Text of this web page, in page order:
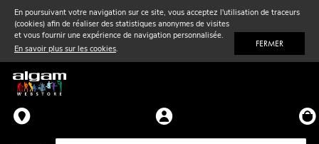
En poursuivant votre navigation sur ce site, vous acceptez l'utilisation de traceurs
(cookies) afin de réaliser des statistiques anonymes de visites
et vous fournir une expérience de navigation personnalisée.
En savoir plus sur les cookies. FERMER
Vent& Violon
Accessoires
Pièces détachées